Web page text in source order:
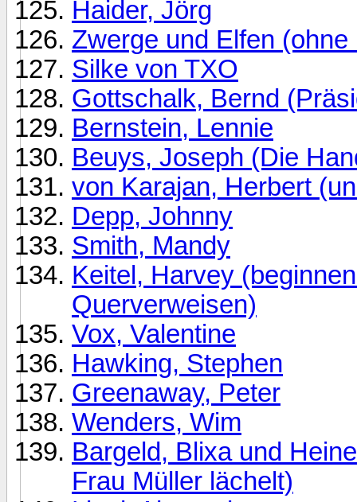
Haider, Jörg
Zwerge und Elfen
Silke von TXO
Gottschalk, Bernd
Bernstein, Lennie
Beuys, Joseph (Die
von Karajan, Herbert
Depp, Johnny
Smith, Mandy
Keitel, Harvey
Querverweisen)
Vox, Valentine
Hawking, Stephen
Greenaway, Peter
Wenders, Wim
Bargeld, Blixa und
Frau Müller lächelt)